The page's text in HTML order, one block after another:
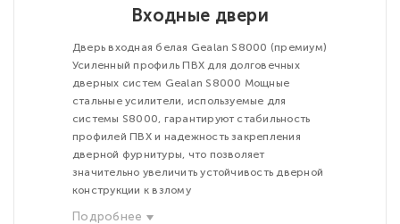
Входные двери
Дверь входная белая Gealan S8000 (премиум)
Усиленный профиль ПВХ для долговечных
дверных систем Gealan S8000 Мощные
стальные усилители, используемые для
системы S8000, гарантируют стабильность
профилей ПВХ и надежность закрепления
дверной фурнитуры, что позволяет
значительно увеличить устойчивость дверной
конструкции к взлому
Подробнее